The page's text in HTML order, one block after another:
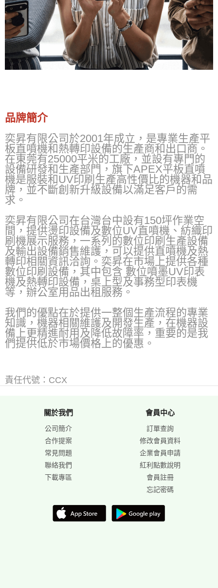
品牌簡介
奕昇有限公司於2001年成立，是專業生產平
板直噴機和熱轉印設備的生產商和出口商。
在東莞有25000平米的工廠，並設有專門的
設備研發和生產部門，旗下APEX平板直噴
機是服裝和UV印刷生產高性價比的機器和品
牌，並不斷創新升級設備以滿足客戶的需
求。
奕昇有限公司在台灣台中設有150坪作業空
間，提供燙印設備及數位UV直噴機、紡織印
刷機展示服務，一系列的數位印刷生產設備
及輸出設備銷售維護，可以提供直噴機及熱
轉印相關資訊洽詢。奕昇在市場上提供各種
數位印刷設備，其中包含 數位噴墨UV印表
機及熱轉印設備，桌上型及事務型印表機
等，辦公室用品出租服務。
我們的優點在於提供一整個生產流程的專業
知識，機器相關維護及開發生產，在機器設
備上更精進耐用及降低故障率，重要的是我
們提供低於市場價格上的優惠。
責任代號：CCX
關於我們
公司簡介
合作提案
常見問題
聯絡我們
下載專區
會員中心
訂單查詢
修改會員資料
企業會員申請
紅利點數說明
會員註冊
忘記密碼